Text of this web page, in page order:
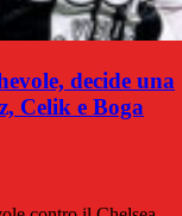
decide una
Celik e Boga